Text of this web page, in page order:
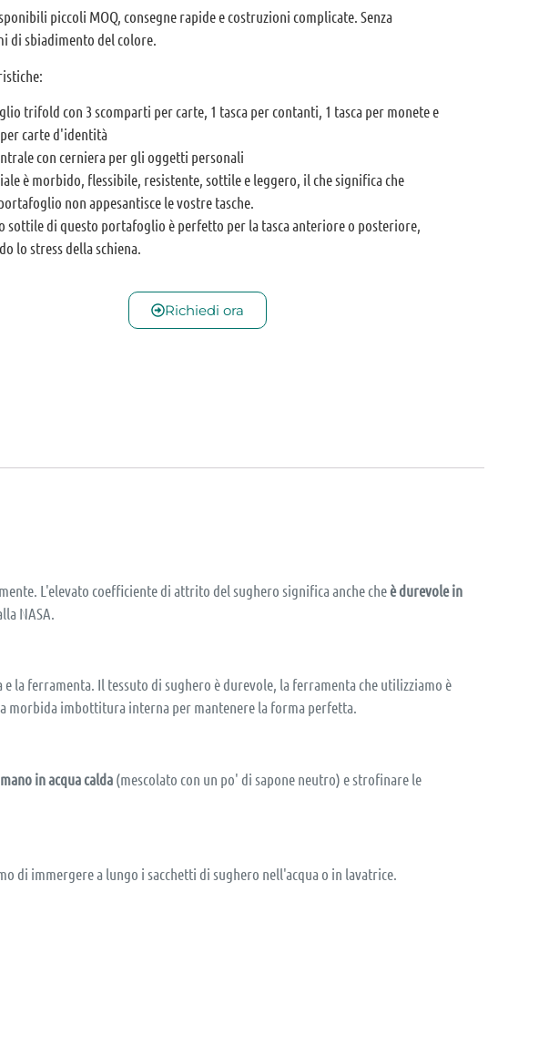
piccoli MOQ, consegne rapide e costruzioni complicate. Senza
di sbiadimento del colore.
trifold con 3 scomparti per carte, 1 tasca per contanti, 1 tasca per monete e
carte d'identità
con cerniera per gli oggetti personali
è morbido, flessibile, resistente, sottile e leggero, il che significa che
non appesantisce le vostre tasche.
sottile di questo portafoglio è perfetto per la tasca anteriore o posteriore,
lo stress della schiena.
Richiedi ora
L'elevato coefficiente di attrito del sughero significa anche che è durevole in
NASA.
la ferramenta. Il tessuto di sughero è durevole, la ferramenta che utilizziamo è
morbida imbottitura interna per mantenere la forma perfetta.
in acqua calda(mescolato con un po' di sapone neutro) e strofinare le
di immergere a lungo i sacchetti di sughero nell'acqua o in lavatrice.